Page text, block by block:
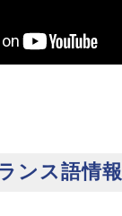
ンス語情報